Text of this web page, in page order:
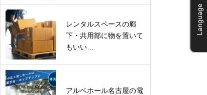
レンタルスペースの廊
下・共用部に物を置いて
もいい…
アルベホール名古屋の電
Language